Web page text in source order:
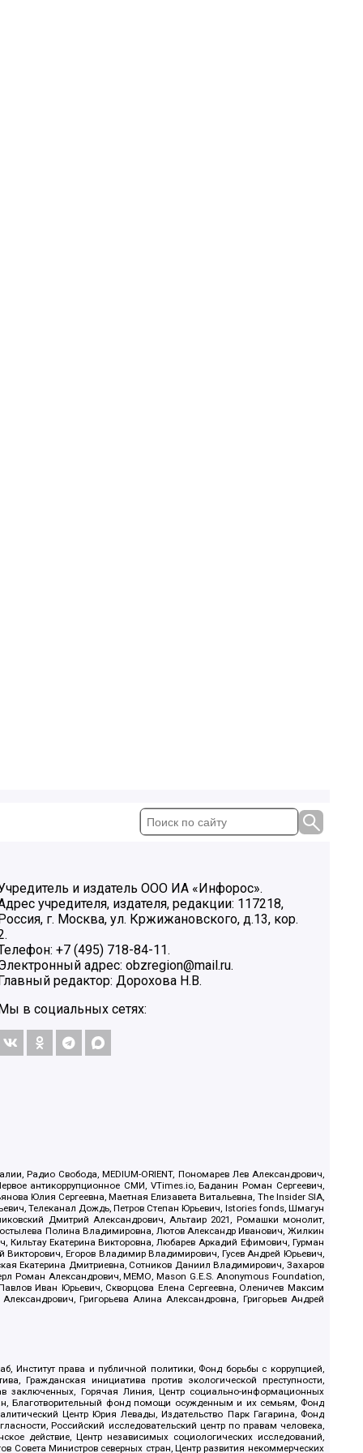
и издатель ООО ИА «Инфорос».
учредителя, издателя, редакции: 117218,
г. Москва, ул. Кржижановского, д.13, кор.
+7 (495) 718-84-11.
адрес: obzregion@mail.ru.
редактор: Дорохова Н.В.
в социальных сетях:
Радио Свобода, MEDIUM-ORIENT, Пономарев Лев Александрович,
антикоррупционное СМИ, VTimes.io, Баданин Роман Сергеевич,
Юлия Сергеевна, Маетная Елизавета Витальевна, The Insider SIA,
Телеканал Дождь, Петров Степан Юрьевич, Istories fonds, Шмагун
Дмитрий Александрович, Альтаир 2021, Ромашки монолит,
Полина Владимировна, Лютов Александр Иванович, Жилкин
Екатерина Викторовна, Любарев Аркадий Ефимович, Гурман
Егоров Владимир Владимирович, Гусев Андрей Юрьевич,
Екатерина Дмитриевна, Сотников Даниил Владимирович, Захаров
Роман Александрович, МЕМО, Mason G.E.S. Anonymous Foundation,
Иван Юрьевич, Скворцова Елена Сергеевна, Оленичев Максим
Григорьева Алина Александровна, Григорьев Андрей
Институт права и публичной политики, Фонд борьбы с коррупцией,
Гражданская инициатива против экологической преступности,
заключенных, Горячая Линия, Центр социально-информационных
Благотворительный фонд помощи осужденным и их семьям, Фонд
Центр Юрия Левады, Издательство Парк Гагарина, Фонд
Российский исследовательский центр по правам человека,
действие, Центр независимых социологических исследований,
Министров северных стран, Центр развития некоммерческих